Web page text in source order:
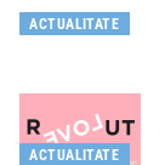
ACTUALITATE
ACTUALITATE